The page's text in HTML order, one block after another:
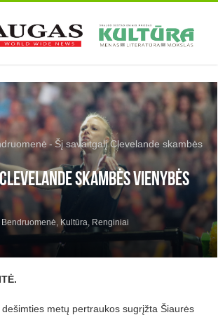
-Šį savaitgalį Clevelande skambės
skambės vienybės
Bendruomenė, Kultūra, Renginiai
dešimties metų pertraukos sugrįžta Šiaurės